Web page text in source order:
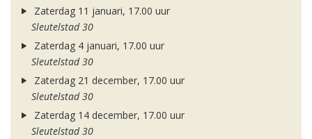
Zaterdag 11 januari, 17.00 uur
Sleutelstad 30
Zaterdag 4 januari, 17.00 uur
Sleutelstad 30
Zaterdag 21 december, 17.00 uur
Sleutelstad 30
Zaterdag 14 december, 17.00 uur
Sleutelstad 30